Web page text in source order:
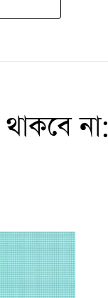
না: